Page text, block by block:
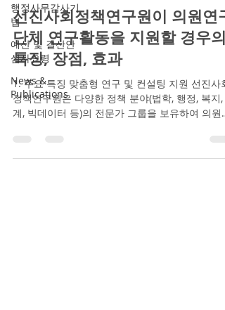
행정사무감사기
법
예산 및 결산안
심사요령
News &
Publications
선진사회정책연구원이 의원연구
단체 연구활동을 지원할 경우의
특징, 장점, 효과
1. 주요 특징 맞춤형 연구 및 컨설팅 지원 선진사회
정책연구원은 다양한 정책 분야(법학, 행정, 복지,
계, 빅데이터 등)의 전문가 그룹을 보유하여 의원연